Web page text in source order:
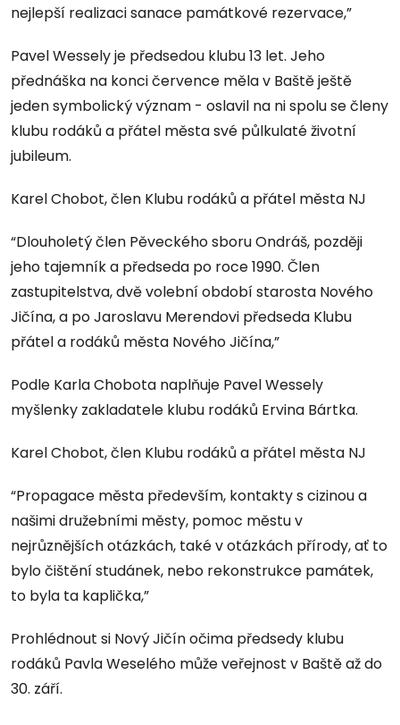
nejlepší realizaci sanace památkové rezervace,”
Pavel Wessely je předsedou klubu 13 let. Jeho
přednáška na konci července měla v Baště ještě
jeden symbolický význam - oslavil na ni spolu se členy
klubu rodáků a přátel města své půlkulaté životní
jubileum.
Karel Chobot, člen Klubu rodáků a přátel města NJ
“Dlouholetý člen Pěveckého sboru Ondráš, později
jeho tajemník a předseda po roce 1990. Člen
zastupitelstva, dvě volební období starosta Nového
Jičína, a po Jaroslavu Merendovi předseda Klubu
přátel a rodáků města Nového Jičína,”
Podle Karla Chobota naplňuje Pavel Wessely
myšlenky zakladatele klubu rodáků Ervina Bártka.
Karel Chobot, člen Klubu rodáků a přátel města NJ
“Propagace města především, kontakty s cizinou a
našimi družebními městy, pomoc městu v
nejrůznějších otázkách, také v otázkách přírody, ať to
bylo čištění studánek, nebo rekonstrukce památek,
to byla ta kaplička,”
Prohlédnout si Nový Jičín očima předsedy klubu
rodáků Pavla Weselého může veřejnost v Baště až do
30. září.